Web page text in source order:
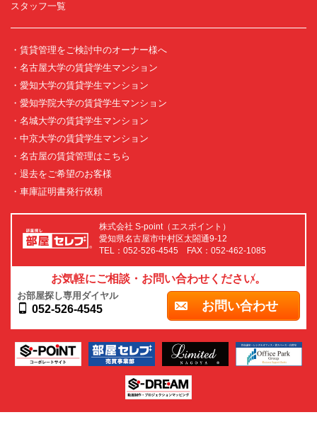
スタッフ一覧
・賃貸管理をご検討中のオーナー様へ
・名古屋大学の賃貸学生マンション
・愛知大学の賃貸学生マンション
・愛知学院大学の賃貸学生マンション
・名城大学の賃貸学生マンション
・中京大学の賃貸学生マンション
・名古屋の賃貸管理はこちら
・退去をご希望のお客様
・車庫証明書発行依頼
株式会社 S-point（エスポイント）
愛知県名古屋市中村区太閤通9-12
TEL：052-526-4545 FAX：052-462-1085
お気軽にご相談・お問い合わせください。
お部屋探し専用ダイヤル
052-526-4545 お問い合わせ